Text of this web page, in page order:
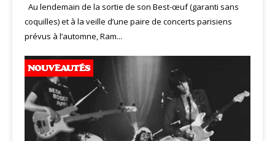
Au lendemain de la sortie de son Best-œuf (garanti sans
coquilles) et à la veille d’une paire de concerts parisiens
prévus à l’automne, Ram...
NOUVEAUTÉS